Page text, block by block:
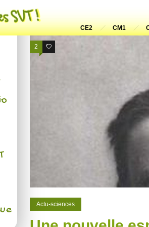
CE2 CM1
2 1
Actu-sciences